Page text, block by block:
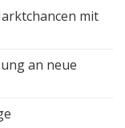
mit
an neue